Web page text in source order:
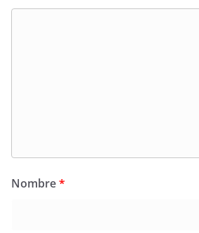
Nombre*